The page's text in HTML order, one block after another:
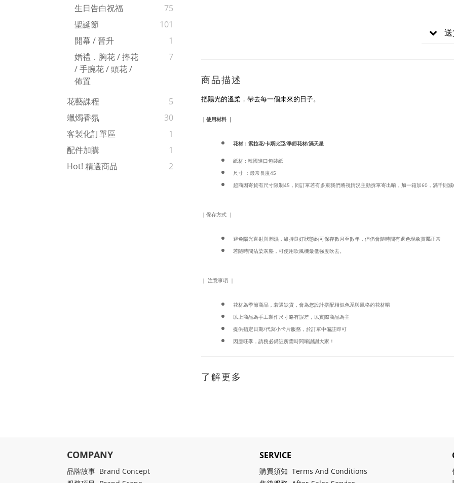
生日告白祝福
75
聖誕節
101
開幕 / 晉升
1
婚禮．胸花 / 捧花
/ 手腕花 / 頭花 /
佈置
7
花藝課程
5
蠟燭香氛
30
客製化訂單區
1
配件加購
1
Hot! 精選商品
2
商品描述
把陽光的溫柔，帶去每一個未來的日子。
｜使用材料 ｜
花材：索拉花/卡斯比亞/季節花材/滿天星
紙材 : 韓國進口包裝紙
尺寸 ：最常長度45
超商因寄貨有尺寸限制45，同訂單若有多束我們將視情況主動拆單寄出唷，加一箱加60，滿千則
｜保存方式 ｜
避免陽光直射與潮濕，維持良好狀態約可保存數月至數年，但仍會隨時間有退色現象實屬正常
若隨時間沾染灰塵，可使用吹風機最低強度吹去。
｜ 注意事項 ｜
花材為季節商品，若遇缺貨，會為您設計搭配相似色系與風格的花材唷
以上商品為手工製作尺寸略有誤差，以實際商品為主
提供指定日期/代寫小卡片服務，於訂單中備註即可
因應旺季，請務必備註所需時間唷謝謝大家！
了解更多
COMPANY
品牌故事 Brand Concept
SERVICE
購買須知 Terms And Conditions